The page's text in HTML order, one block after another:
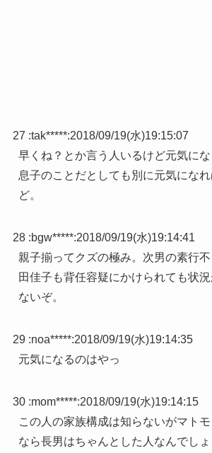
27 :tak*****:2018/09/19(水)19:15:07
早くね？とか言う人いるけど元気に
息子のことだとしても別に元気にな
ど。
28 :bgw*****:2018/09/19(水)19:14:41
親子揃ってクズの極み。次男の素行
田佳子も背任容疑にかけられても状
ないぞ。
29 :noa*****:2018/09/19(水)19:14:35
元気になるのはやっ
30 :mom*****:2018/09/19(水)19:14:15
この人の家族構成は知らないがマト
なら長男はちゃんとした人なんでしょ